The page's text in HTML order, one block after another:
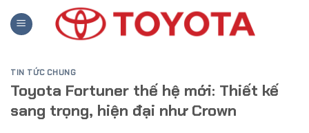
TIN TỨC CHUNG
Toyota Fortuner thế hệ mới: Thiết kế
sang trọng, hiện đại như Crown